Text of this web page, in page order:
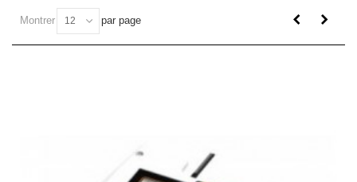
Montrer 12 par page